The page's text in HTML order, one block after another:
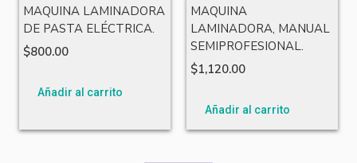
MAQUINA LAMINADORA
DE PASTA ELÉCTRICA.
$800.00
Añadir al carrito
MAQUINA
LAMINADORA, MANUAL
SEMIPROFESIONAL.
$1,120.00
Añadir al carrito